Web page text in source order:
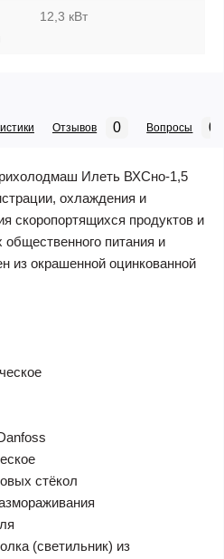
12,3 кВт
Отзывов 0 Вопросы 0
Илеть ВХСно-1,5
охлаждения и
скоропортящихся продуктов и
общественного питания и
из окрашенной оцинкованной
стёкол
(светильник) из